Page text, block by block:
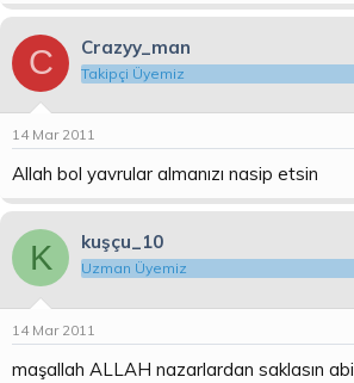
C Crazyy_man
Takipçi Üyemiz
14 Mar 2011
Allah bol yavrular almanızı nasip etsin
K kuşçu_10
Uzman Üyemiz
14 Mar 2011
maşallah ALLAH nazarlardan saklasın abi